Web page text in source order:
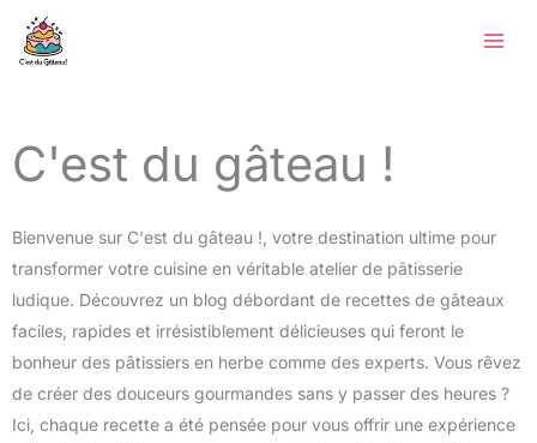
C'est du gâteau !
Bienvenue sur C'est du gâteau !, votre destination ultime pour
transformer votre cuisine en véritable atelier de pâtisserie
ludique. Découvrez un blog débordant de recettes de gâteaux
faciles, rapides et irrésistiblement délicieuses qui feront le
bonheur des pâtissiers en herbe comme des experts. Vous rêvez
de créer des douceurs gourmandes sans y passer des heures ?
Ici, chaque recette a été pensée pour vous offrir une expérience